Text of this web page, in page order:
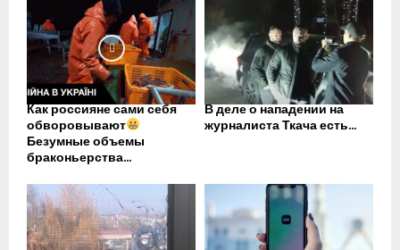
Как россияне сами себя
обворовывают
Безумные объемы
браконьерства...
В деле о нападении на
журналиста Ткача есть...